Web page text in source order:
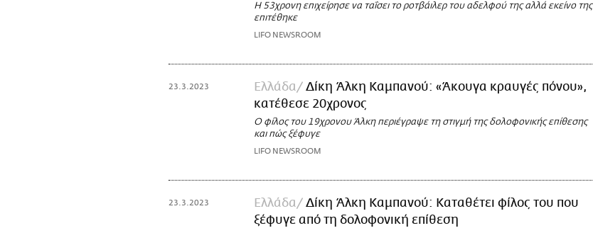
Η 53χρονη επιχείρησε να ταΐσει το ροτβάιλερ του αδελφού της αλλά εκείνο της
επιτέθηκε
LIFO NEWSROOM
23.3.2023 Ελλάδα
Δίκη Άλκη Καμπανού: «Άκουγα κραυγές πόνου»,
κατέθεσε 20χρονος
Ο φίλος του 19χρονου Άλκη περιέγραψε τη στιγμή της δολοφονικής επίθεσης
και πώς ξέφυγε
LIFO NEWSROOM
23.3.2023 Ελλάδα
Δίκη Άλκη Καμπανού: Καταθέτει φίλος του που
ξέφυγε από τη δολοφονική επίθεση